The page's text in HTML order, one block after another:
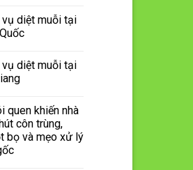
vụ diệt muỗi tại
vụ diệt muỗi tại
quen khiến nhà
côn trùng,
bọ và mẹo xử lý